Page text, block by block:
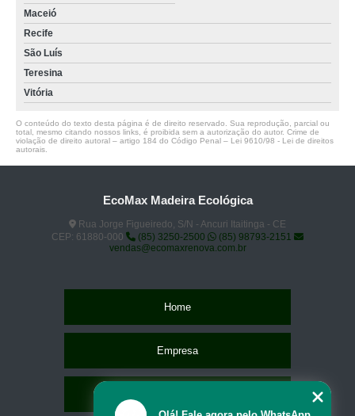
Maceió
Recife
São Luís
Teresina
Vitória
O conteúdo do texto desta página é de direito reservado. Sua reprodução, parcial ou
total, mesmo citando nossos links, é proibida sem a autorização do autor. Crime de
violação de direito autoral – artigo 184 do Código Penal – Lei 9610/98 - Lei de direitos
autorais
EcoMax Madeira Ecológica
Rua Jorge Figueiredo, S/N - Ancuri Itaitinga - CE
CEP: 61880-000
(85) 3250-2500
(85) 98793-2151
vendas@ecomaxrenova.com.br
Home
Empresa